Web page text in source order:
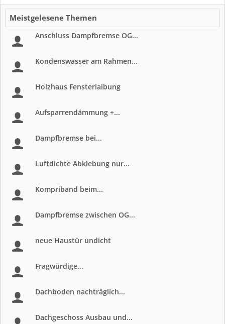
Meistgelesene Themen
Anschluss Dampfbremse OG...
Kondenswasser am Rahmen...
Holzhaus Fensterlaibung
Aufsparrendämmung +...
Dampfbremse bei...
Luftdichte Abklebung nur...
Kompriband beim...
Dampfbremse zwischen OG...
neue Haustür undicht
Fragwürdige...
Dachboden nachträglich...
Dachgeschoss Ausbau und...